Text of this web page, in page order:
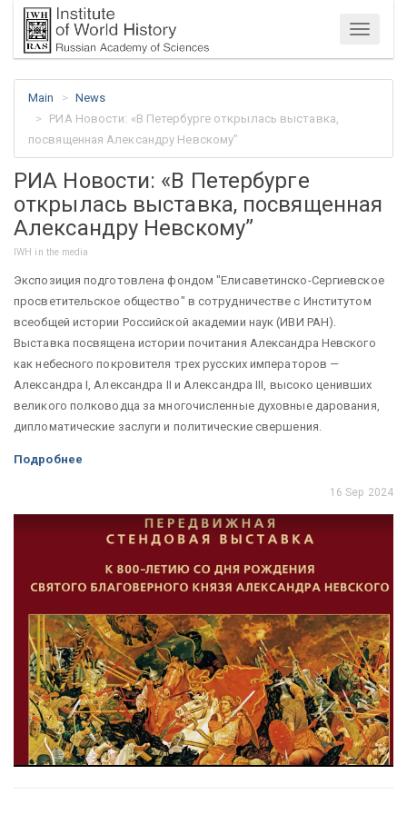
Menu
Main
News
РИА Новости: «В Петербурге открылась выставка,
посвященная Александру Невскому”
РИА Новости: «В Петербурге
открылась выставка, посвященная
Александру Невскому”
IWH in the media
Экспозиция подготовлена фондом "Елисаветинско-Сергиевское
просветительское общество" в сотрудничестве с Институтом
всеобщей истории Российской академии наук (ИВИ РАН).
Выставка посвящена истории почитания Александра Невского
как небесного покровителя трех русских императоров —
Александра I, Александра II и Александра III, высоко ценивших
великого полководца за многочисленные духовные дарования,
дипломатические заслуги и политические свершения.
Подробнее
16 Sep 2024